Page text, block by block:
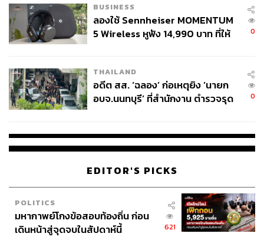
BUSINESS
ลองใช้ Sennheiser MOMENTUM
5 Wireless หูฟัง 14,990 บาท ที่ให้
0
THAILAND
อดีต สส. ‘ฉลอง’ ก่อเหตุยิง ‘นายก
อบจ.นนทบุรี’ ที่สำนักงาน ตำรวจรุด
0
EDITOR'S PICKS
POLITICS
มหากาพย์โกงข้อสอบท้องถิ่น ก่อน
เดินหน้าสู่จุดจบในสัปดาห์นี้
621